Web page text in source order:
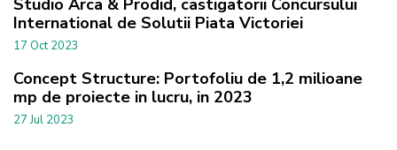
International de Solutii Piata Victoriei
17 Oct 2023
Concept Structure: Portofoliu de 1,2 milioane
mp de proiecte in lucru, in 2023
27 Jul 2023